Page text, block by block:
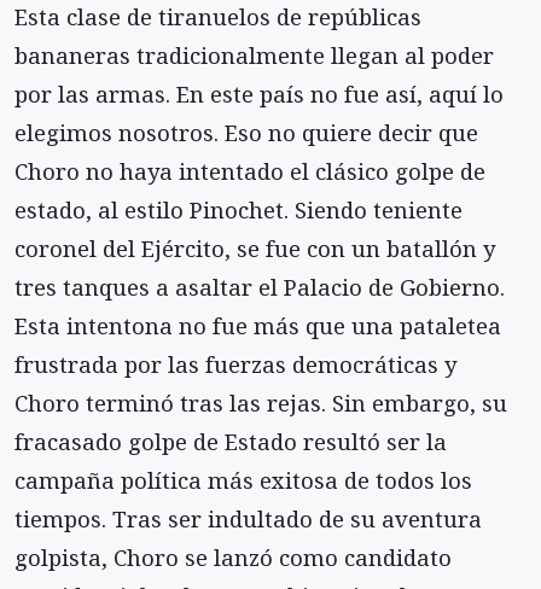
Esta clase de tiranuelos de repúblicas
bananeras tradicionalmente llegan al poder
por las armas. En este país no fue así, aquí lo
elegimos nosotros. Eso no quiere decir que
Choro no haya intentado el clásico golpe de
estado, al estilo Pinochet. Siendo teniente
coronel del Ejército, se fue con un batallón y
tres tanques a asaltar el Palacio de Gobierno.
Esta intentona no fue más que una pataletea
frustrada por las fuerzas democráticas y
Choro terminó tras las rejas. Sin embargo, su
fracasado golpe de Estado resultó ser la
campaña política más exitosa de todos los
tiempos. Tras ser indultado de su aventura
golpista, Choro se lanzó como candidato